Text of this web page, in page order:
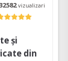
vizualizari
și
din